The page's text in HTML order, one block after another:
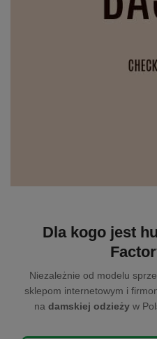
Dla kogo jest
Niezależnie od modelu
sklepom internetowym i
na damskiej odzieży w